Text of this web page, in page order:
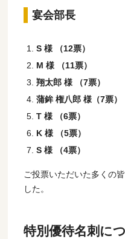
宴会部長
S 様 （12票）
M 様 （11票）
翔太郎 様 （7票）
蒲鉾 権八郎 様（7票）
T 様 （6票）
K 様 （5票）
S 様 （4票）
ご投票いただいた多くの
した。
特別優待名刺に